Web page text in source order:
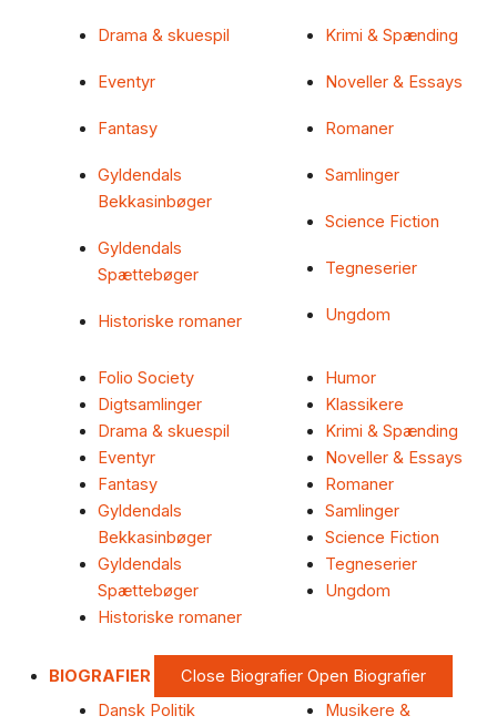
Drama & skuespil
Eventyr
Fantasy
Gyldendals
Bekkasinbøger
Gyldendals
Spættebøger
Historiske romaner
Krimi & Spænding
Noveller & Essays
Romaner
Samlinger
Science Fiction
Tegneserier
Ungdom
Folio Society
Digtsamlinger
Drama & skuespil
Eventyr
Fantasy
Gyldendals
Bekkasinbøger
Gyldendals
Spættebøger
Historiske romaner
Humor
Klassikere
Krimi & Spænding
Noveller & Essays
Romaner
Samlinger
Science Fiction
Tegneserier
Ungdom
BIOGRAFIER Close Biografier Open Biografier
Dansk Politik
Musikere &